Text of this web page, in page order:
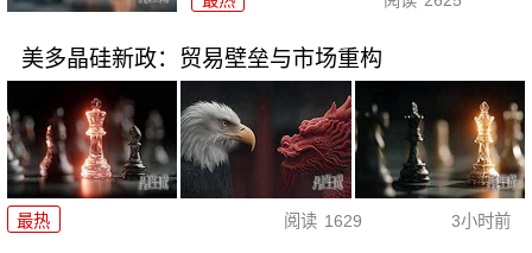
美多晶硅新政：贸易壁垒与市场重构
最热 阅读 1629 3小时前